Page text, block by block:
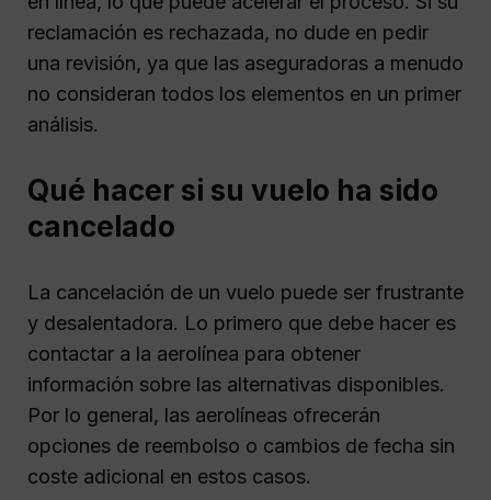
reclamación es rechazada, no dude en pedir
una revisión, ya que las aseguradoras a menudo
no consideran todos los elementos en un primer
análisis.
Qué hacer si su vuelo ha sido
cancelado
La cancelación de un vuelo puede ser frustrante
y desalentadora. Lo primero que debe hacer es
contactar a la aerolínea para obtener
información sobre las alternativas disponibles.
Por lo general, las aerolíneas ofrecerán
opciones de reembolso o cambios de fecha sin
coste adicional en estos casos.